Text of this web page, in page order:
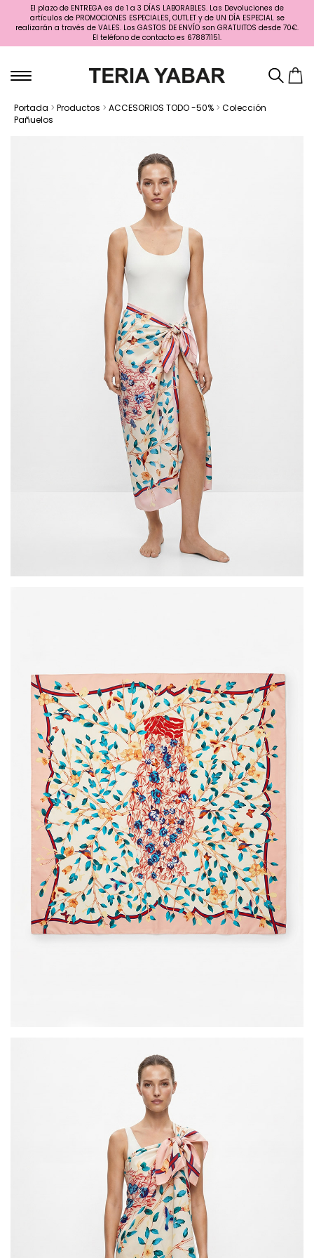
El plazo de ENTREGA es de 1 a 3 DÍAS LABORABLES. Las Devoluciones de
artículos de PROMOCIONES ESPECIALES, OUTLET y de UN DÍA ESPECIAL se
realizarán a través de VALES. Los GASTOS DE ENVÍO son GRATUITOS desde 70€.
El teléfono de contacto es 678871151.
Portada > Productos > ACCESORIOS TODO -50% > Colección
Pañuelos